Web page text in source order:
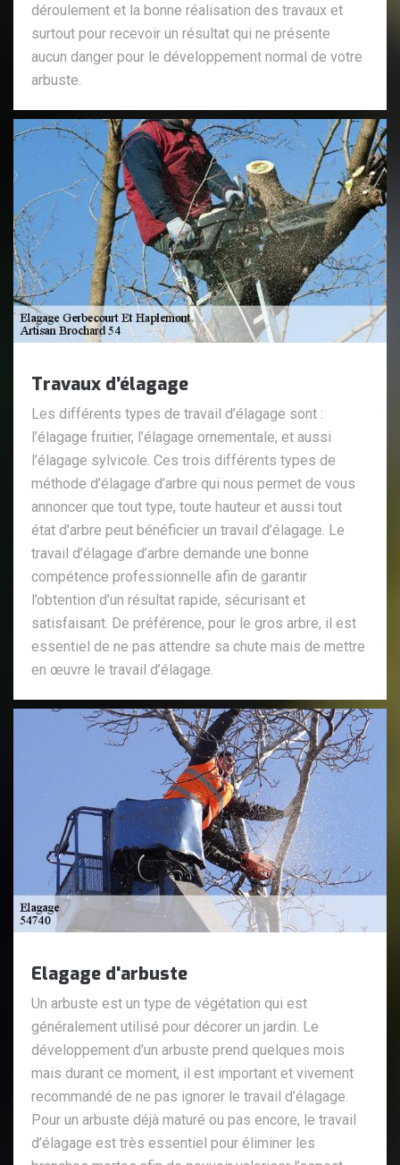
déroulement et la bonne réalisation des travaux et
surtout pour recevoir un résultat qui ne présente
aucun danger pour le développement normal de votre
arbuste.
Travaux d’élagage
Les différents types de travail d’élagage sont :
l’élagage fruitier, l’élagage ornementale, et aussi
l’élagage sylvicole. Ces trois différents types de
méthode d’élagage d’arbre qui nous permet de vous
annoncer que tout type, toute hauteur et aussi tout
état d’arbre peut bénéficier un travail d’élagage. Le
travail d’élagage d’arbre demande une bonne
compétence professionnelle afin de garantir
l’obtention d’un résultat rapide, sécurisant et
satisfaisant. De préférence, pour le gros arbre, il est
essentiel de ne pas attendre sa chute mais de mettre
en œuvre le travail d’élagage.
Elagage d'arbuste
Un arbuste est un type de végétation qui est
généralement utilisé pour décorer un jardin. Le
développement d’un arbuste prend quelques mois
mais durant ce moment, il est important et vivement
recommandé de ne pas ignorer le travail d’élagage.
Pour un arbuste déjà maturé ou pas encore, le travail
d’élagage est très essentiel pour éliminer les